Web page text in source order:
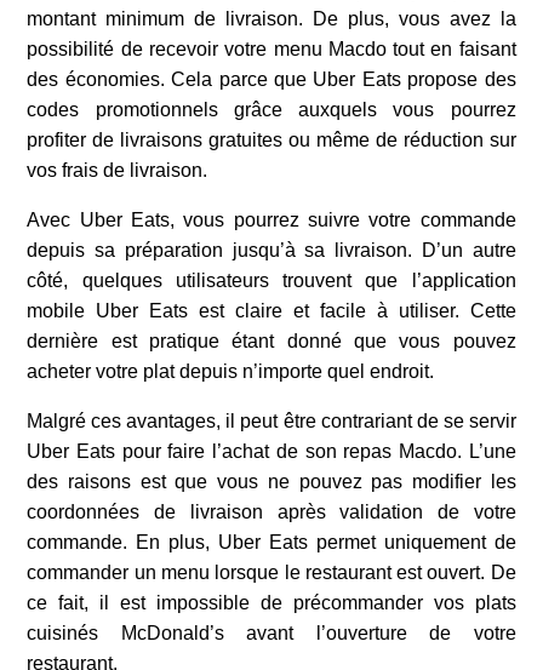
montant minimum de livraison. De plus, vous avez la
possibilité de recevoir votre menu Macdo tout en faisant
des économies. Cela parce que Uber Eats propose des
codes promotionnels grâce auxquels vous pourrez
profiter de livraisons gratuites ou même de réduction sur
vos frais de livraison.
Avec Uber Eats, vous pourrez suivre votre commande
depuis sa préparation jusqu’à sa livraison. D’un autre
côté, quelques utilisateurs trouvent que l’application
mobile Uber Eats est claire et facile à utiliser. Cette
dernière est pratique étant donné que vous pouvez
acheter votre plat depuis n’importe quel endroit.
Malgré ces avantages, il peut être contrariant de se servir
Uber Eats pour faire l’achat de son repas Macdo. L’une
des raisons est que vous ne pouvez pas modifier les
coordonnées de livraison après validation de votre
commande. En plus, Uber Eats permet uniquement de
commander un menu lorsque le restaurant est ouvert. De
ce fait, il est impossible de précommander vos plats
cuisinés McDonald’s avant l’ouverture de votre
restaurant.